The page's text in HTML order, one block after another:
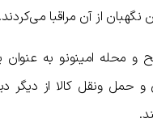
از آن مراقبا می‌کردند.
و محله امینونو به
و حمل ونقل کالا از دیگر